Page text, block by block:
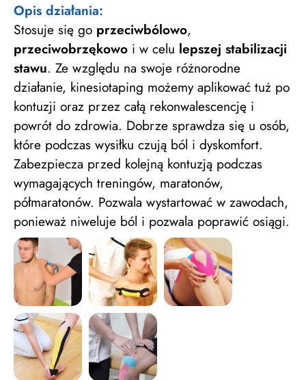
Opis działania:
Stosuje się go przeciwbólowo,
przeciwobrzękowo i w celu lepszej stabilizacji
stawu. Ze względu na swoje różnorodne
działanie, kinesiotaping możemy aplikować tuż po
kontuzji oraz przez całą rekonwalescencję i
powrót do zdrowia. Dobrze sprawdza się u osób,
które podczas wysiłku czują ból i dyskomfort.
Zabezpiecza przed kolejną kontuzją podczas
wymagających treningów, maratonów,
półmaratonów. Pozwala wystartować w zawodach,
ponieważ niweluje ból i pozwala poprawić osiągi.